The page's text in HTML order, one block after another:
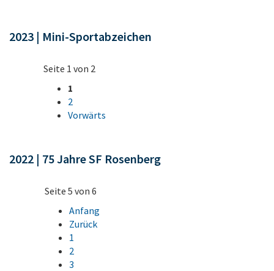
2023 | Mini-Sportabzeichen
Seite 1 von 2
1
2
Vorwärts
2022 | 75 Jahre SF Rosenberg
Seite 5 von 6
Anfang
Zurück
1
2
3